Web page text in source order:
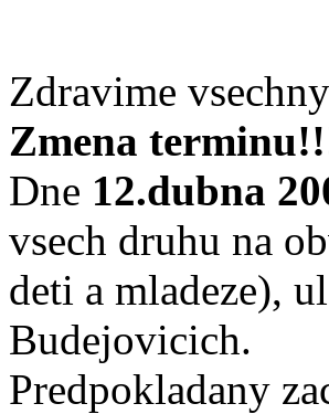
Zdravime
Zmena
Dne 12.dubna
vsech druhu na
deti a mladeze),
Budejovicich.
Predpokladany